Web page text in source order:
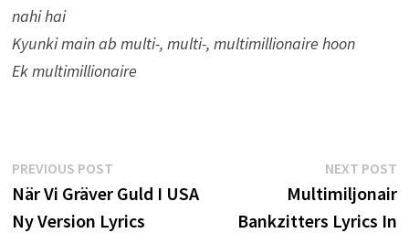
nahi hai
Kyunki main ab multi-, multi-, multimillionaire hoon
Ek multimillionaire
Post
navigation
PREVIOUS POSTPrevious
post:
När Vi Gräver Guld I USA
Ny Version Lyrics
NEXT POST
Multimiljonair
Bankzitters Lyrics In